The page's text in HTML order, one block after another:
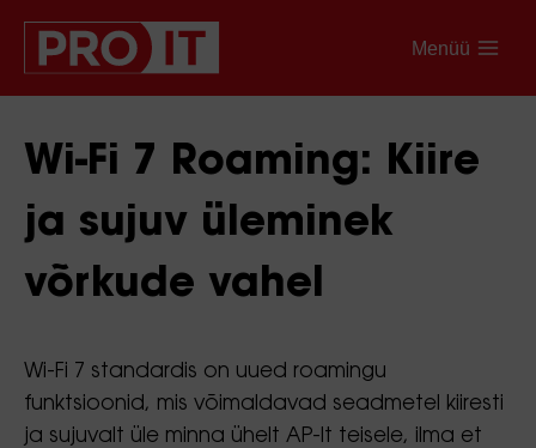
Menüü
Wi-Fi 7 Roaming: Kiire
ja sujuv üleminek
võrkude vahel
Wi-Fi 7 standardis on uued roamingu
funktsioonid, mis võimaldavad seadmetel kiiresti
ja sujuvalt üle minna ühelt AP-lt teisele, ilma et